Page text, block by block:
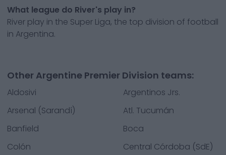
What league do River's play in?
River play in the Super Liga, the top division of football
in Argentina.
Other Argentine Premier Division teams:
Aldosivi
Argentinos Jrs.
Arsenal (Sarandí)
Atl. Tucumán
Banfield
Boca
Colón
Central Córdoba (SdE)